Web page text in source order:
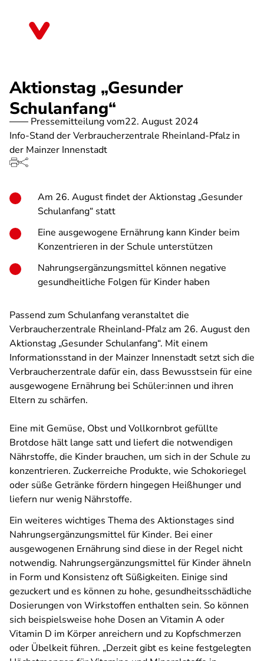
Aktionstag „Gesunder
Schulanfang“
Pressemitteilung vom22. August 2024
Info-Stand der Verbraucherzentrale Rheinland-Pfalz in
der Mainzer Innenstadt
Am 26. August findet der Aktionstag „Gesunder
Schulanfang“ statt
Eine ausgewogene Ernährung kann Kinder beim
Konzentrieren in der Schule unterstützen
Nahrungsergänzungsmittel können negative
gesundheitliche Folgen für Kinder haben
Passend zum Schulanfang veranstaltet die
Verbraucherzentrale Rheinland-Pfalz am 26. August den
Aktionstag „Gesunder Schulanfang“. Mit einem
Informationsstand in der Mainzer Innenstadt setzt sich die
Verbraucherzentrale dafür ein, dass Bewusstsein für eine
ausgewogene Ernährung bei Schüler:innen und ihren
Eltern zu schärfen.
Eine mit Gemüse, Obst und Vollkornbrot gefüllte
Brotdose hält lange satt und liefert die notwendigen
Nährstoffe, die Kinder brauchen, um sich in der Schule zu
konzentrieren. Zuckerreiche Produkte, wie Schokoriegel
oder süße Getränke fördern hingegen Heißhunger und
liefern nur wenig Nährstoffe.
Ein weiteres wichtiges Thema des Aktionstages sind
Nahrungsergänzungsmittel für Kinder. Bei einer
ausgewogenen Ernährung sind diese in der Regel nicht
notwendig. Nahrungsergänzungsmittel für Kinder ähneln
in Form und Konsistenz oft Süßigkeiten. Einige sind
gezuckert und es können zu hohe, gesundheitsschädliche
Dosierungen von Wirkstoffen enthalten sein. So können
sich beispielsweise hohe Dosen an Vitamin A oder
Vitamin D im Körper anreichern und zu Kopfschmerzen
oder Übelkeit führen. „Derzeit gibt es keine festgelegten